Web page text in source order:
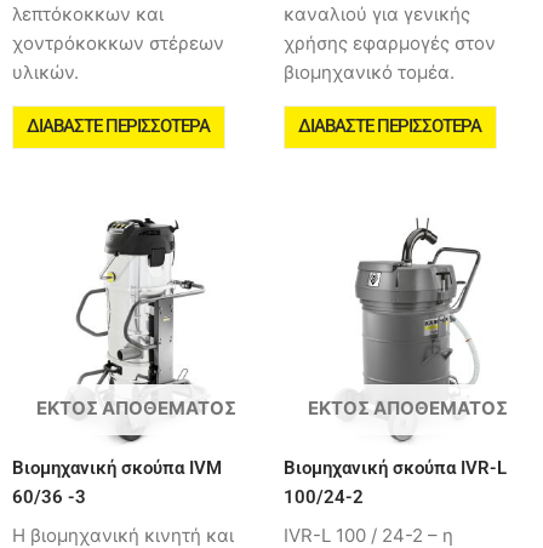
λεπτόκοκκων και
χοντρόκοκκων στέρεων
υλικών.
ΔΙΑΒΆΣΤΕ ΠΕΡΙΣΣΌΤΕΡΑ
καναλιού για γενικής
χρήσης εφαρμογές στον
βιομηχανικό τομέα.
ΔΙΑΒΆΣΤΕ ΠΕΡΙΣΣΌΤΕΡΑ
ΕΚΤΌΣ ΑΠΟΘΈΜΑΤΟΣ
Βιομηχανική σκούπα IVM
60/36 -3
Η βιομηχανική κινητή και
ΕΚΤΌΣ ΑΠΟΘΈΜΑΤΟΣ
Βιομηχανική σκούπα IVR-L
100/24-2
IVR-L 100 / 24-2 – η